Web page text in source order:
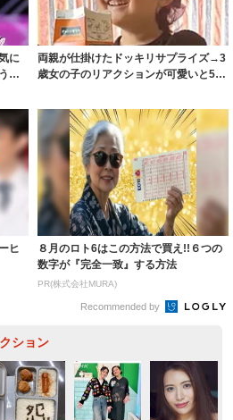
に
両親が仕掛けたドッキリサプライズ→3
歳女の子のリアクションが可愛いと500
ヒ
８月のロト6はこの方法で買え!!６つの
数字が『完全一致』する方法
PR(株式会社MURA)
Recommended by
ション